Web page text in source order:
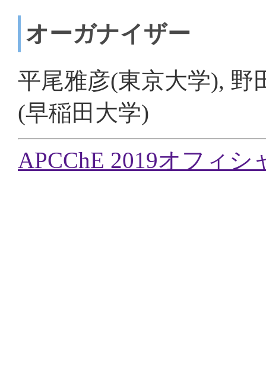
オーガナイザー
平尾雅彦(東京大学), 野
(早稲田大学)
APCChE 2019オフィ